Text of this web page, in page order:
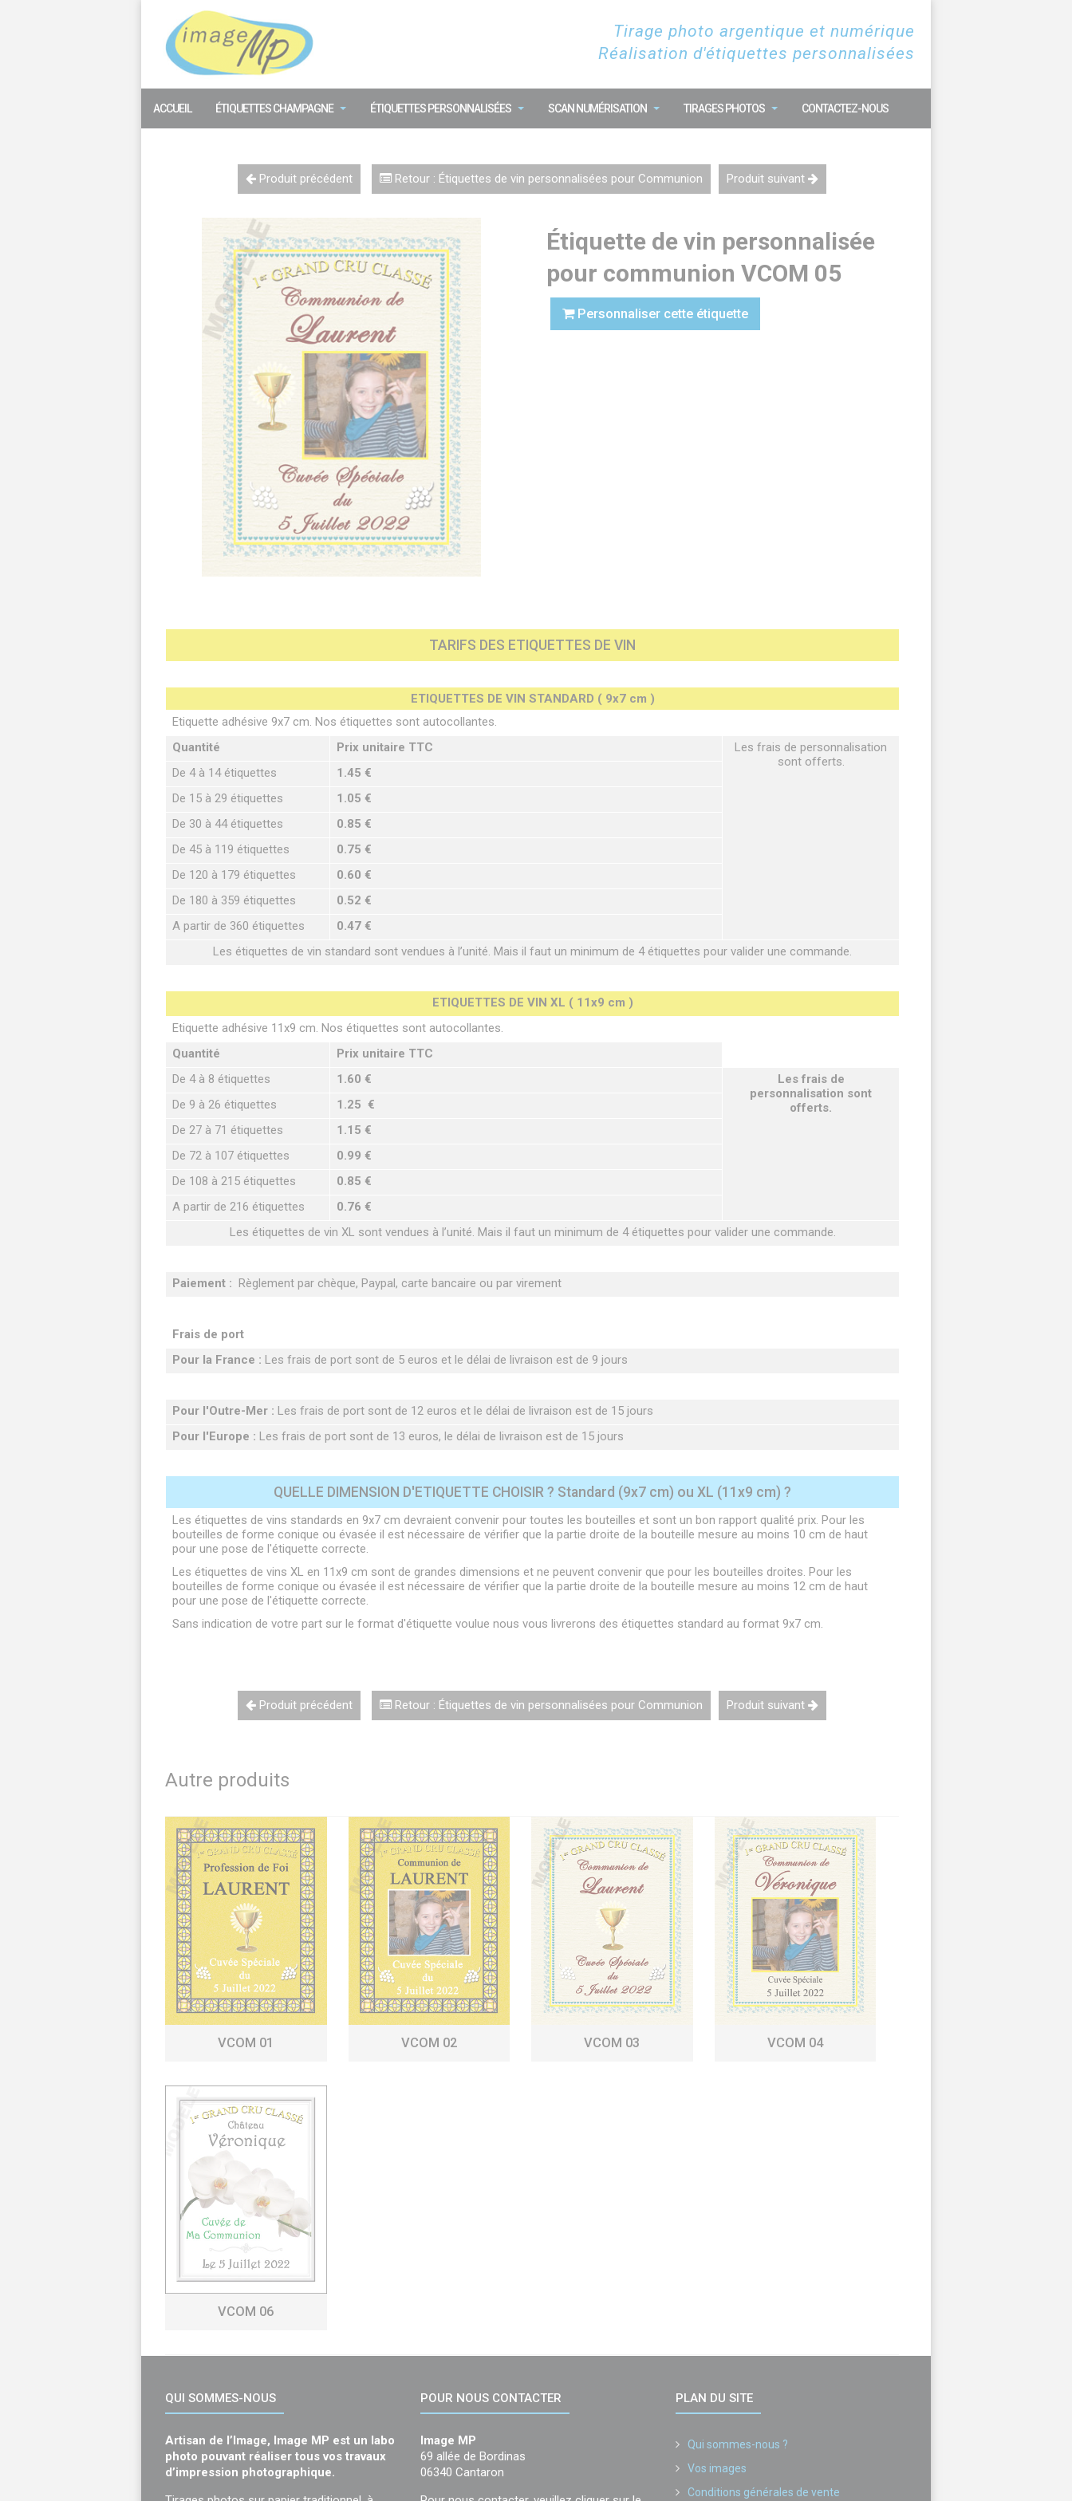
Tirage photo argentique et numérique
Réalisation d'étiquettes personnalisées
ACCUEIL ÉTIQUETTES CHAMPAGNE ÉTIQUETTES PERSONNALISÉES SCAN NUMÉRISATION TIRAGES PHOTOS CONTACTEZ-NOUS
Produit précédent Retour : Étiquettes de vin personnalisées pour Communion Produit suivant
Étiquette de vin personnalisée
pour communion VCOM 05
Personnaliser cette étiquette
TARIFS DES ETIQUETTES DE VIN
ETIQUETTES DE VIN STANDARD ( 9x7 cm )
Etiquette adhésive 9x7 cm. Nos étiquettes sont autocollantes.
Quantité
Prix unitaire TTC
Les frais de personnalisation
sont offerts.
De 4 à 14 étiquettes
1.45 €
De 15 à 29 étiquettes
1.05 €
De 30 à 44 étiquettes
0.85 €
De 45 à 119 étiquettes
0.75 €
De 120 à 179 étiquettes
0.60 €
De 180 à 359 étiquettes
0.52 €
A partir de 360 étiquettes
0.47 €
Les étiquettes de vin standard sont vendues à l’unité. Mais il faut un minimum de 4 étiquettes pour valider une commande.
ETIQUETTES DE VIN XL ( 11x9 cm )
Etiquette adhésive 11x9 cm. Nos étiquettes sont autocollantes.
Quantité
Prix unitaire TTC
De 4 à 8 étiquettes
1.60 €
Les frais de
personnalisation sont
offerts.
De 9 à 26 étiquettes
1.25 €
De 27 à 71 étiquettes
1.15 €
De 72 à 107 étiquettes
0.99 €
De 108 à 215 étiquettes
0.85 €
A partir de 216 étiquettes
0.76 €
Les étiquettes de vin XL sont vendues à l’unité. Mais il faut un minimum de 4 étiquettes pour valider une commande.
Paiement : Règlement par chèque, Paypal, carte bancaire ou par virement
Frais de port
Pour la France : Les frais de port sont de 5 euros et le délai de livraison est de 9 jours
Pour l'Outre-Mer : Les frais de port sont de 12 euros et le délai de livraison est de 15 jours
Pour l'Europe : Les frais de port sont de 13 euros, le délai de livraison est de 15 jours
QUELLE DIMENSION D'ETIQUETTE CHOISIR ? Standard (9x7 cm) ou XL (11x9 cm) ?
Les étiquettes de vins standards en 9x7 cm devraient convenir pour toutes les bouteilles et sont un bon rapport qualité prix. Pour les
bouteilles de forme conique ou évasée il est nécessaire de vérifier que la partie droite de la bouteille mesure au moins 10 cm de haut
pour une pose de l'étiquette correcte.
Les étiquettes de vins XL en 11x9 cm sont de grandes dimensions et ne peuvent convenir que pour les bouteilles droites. Pour les
bouteilles de forme conique ou évasée il est nécessaire de vérifier que la partie droite de la bouteille mesure au moins 12 cm de haut
pour une pose de l'étiquette correcte.
Sans indication de votre part sur le format d'étiquette voulue nous vous livrerons des étiquettes standard au format 9x7 cm.
Produit précédent Retour : Étiquettes de vin personnalisées pour Communion Produit suivant
Autre produits
VCOM 01 VCOM 02 VCOM 03 VCOM 04
VCOM 06
QUI SOMMES-NOUS
Artisan de l’Image, Image MP est un labo
photo pouvant réaliser tous vos travaux
d’impression photographique.
POUR NOUS CONTACTER
Image MP
69 allée de Bordinas
06340 Cantaron
PLAN DU SITE
Qui sommes-nous ?
Vos images
Conditions générales de vente